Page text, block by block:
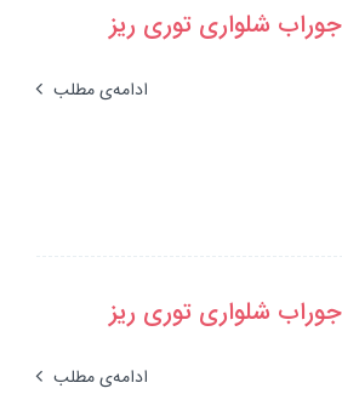
جوراب شلواری توری ریز
ادامه‌ی مطلب
جوراب شلواری توری ریز
ادامه‌ی مطلب